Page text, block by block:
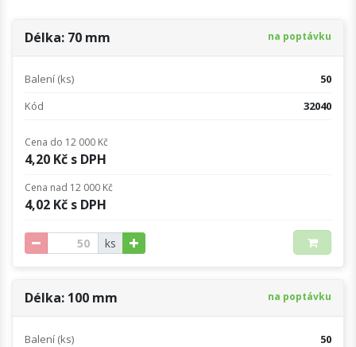
Délka: 70 mm na poptávku
Balení (ks)
50
Kód
32040
Cena do 12 000 Kč
4,20 Kč s DPH
Cena nad 12 000 Kč
4,02 Kč s DPH
ks
Délka: 100 mm na poptávku
Balení (ks)
50